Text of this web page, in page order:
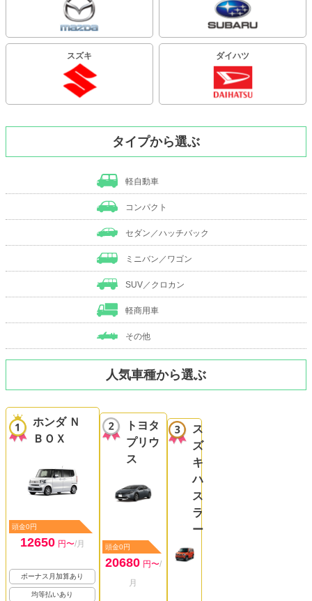
スズキ ダイハツ
タイプから選ぶ
軽自動車
コンパクト
セダン／ハッチバック
ミニバン／ワゴン
SUV／クロカン
軽商用車
その他
人気車種から選ぶ
ホンダ Ｎ
ＢＯＸ
頭金0円
12650 円〜/月
ボーナス月加算あり
均等払いあり
トヨタ
プリウ
ス
頭金0円
20680 円〜/
月
ス
ズ
キ
ハ
ス
ラ
ー